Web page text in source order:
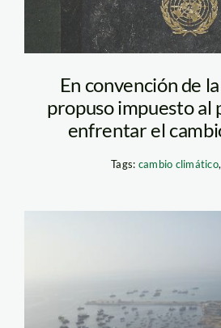
En convención de
propuso impuesto al
enfrentar el
Tags: cambio climático,